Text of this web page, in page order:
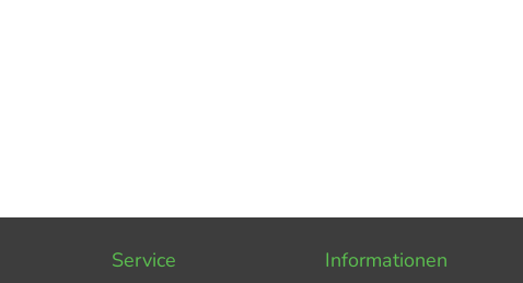
Service Informationen